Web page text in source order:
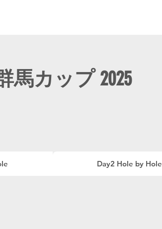
馬カップ 2025
Day2 Hole by Hole